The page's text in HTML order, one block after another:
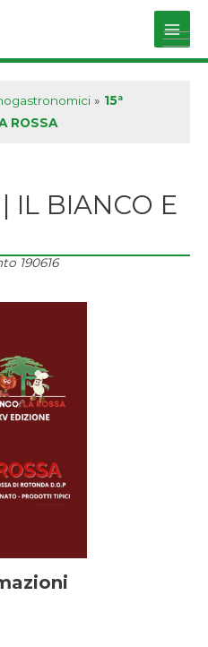
Main
» 15ª
ROSSA
IL BIANCO E
190616